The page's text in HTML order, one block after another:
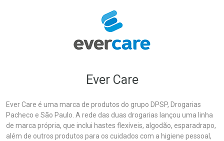
Ever Care
Ever Care é uma marca de produtos do grupo DPSP, Drogarias
Pacheco e São Paulo. A rede das duas drogarias lançou uma linha
de marca própria, que inclui hastes flexíveis, algodão, esparadrapo,
além de outros produtos para os cuidados com a higiene pessoal,